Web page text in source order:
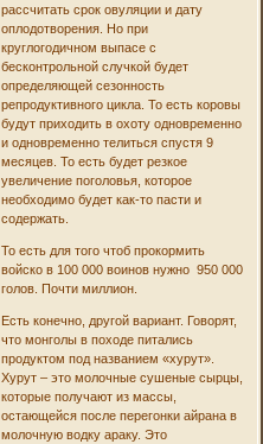
рассчитать срок овуляции и дату
оплодотворения. Но при
круглогодичном выпасе с
бесконтрольной случкой будет
определяющей сезонность
репродуктивного цикла. То есть коровы
будут приходить в охоту одновременно
и одновременно телиться спустя 9
месяцев. То есть будет резкое
увеличение поголовья, которое
необходимо будет как-то пасти и
содержать.
То есть для того чтоб прокормить
войско в 100 000 воинов нужно 950 000
голов. Почти миллион.
Есть конечно, другой вариант. Говорят,
что монголы в походе питались
продуктом под названием «хурут».
Хурут – это молочные сушеные сырцы,
которые получают из массы,
остающейся после перегонки айрана в
молочную водку араку. Это